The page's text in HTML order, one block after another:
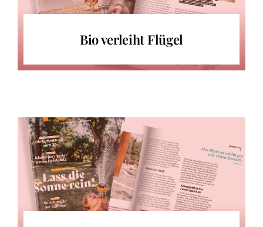
Bio verleiht Flügel